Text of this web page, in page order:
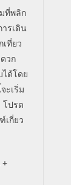
ที่พลิก
รเดิน
ที่ยว
วก
ด้โดย
ะเริ่ม
ปรด
เกี่ยว
+